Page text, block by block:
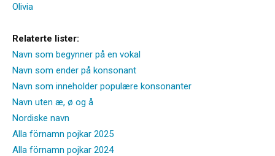
Olivia
Relaterte lister:
Navn som begynner på en vokal
Navn som ender på konsonant
Navn som inneholder populære konsonanter
Navn uten æ, ø og å
Nordiske navn
Alla förnamn pojkar 2025
Alla förnamn pojkar 2024